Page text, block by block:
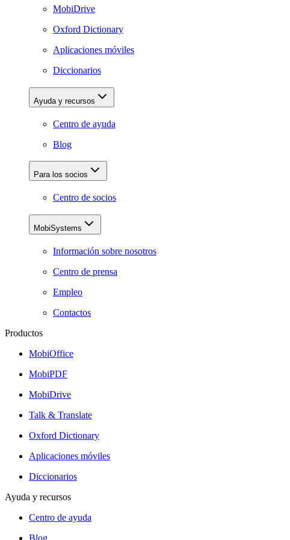
MobiDrive
Oxford Dictionary
Aplicaciones móviles
Diccionarios
Ayuda y recursos
Centro de ayuda
Blog
Para los socios
Centro de socios
MobiSystems
Información sobre nosotros
Centro de prensa
Empleo
Contactos
Productos
MobiOffice
MobiPDF
MobiDrive
Talk & Translate
Oxford Dictionary
Aplicaciones móviles
Diccionarios
Ayuda y recursos
Centro de ayuda
Blog